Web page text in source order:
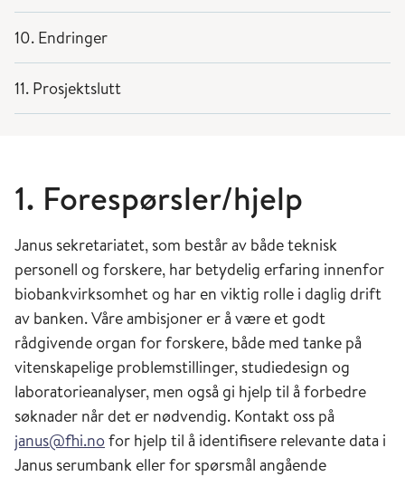
10. Endringer
11. Prosjektslutt
1. Forespørsler/hjelp
Janus sekretariatet, som består av både teknisk
personell og forskere, har betydelig erfaring innenfor
biobankvirksomhet og har en viktig rolle i daglig drift
av banken. Våre ambisjoner er å være et godt
rådgivende organ for forskere, både med tanke på
vitenskapelige problemstillinger, studiedesign og
laboratorieanalyser, men også gi hjelp til å forbedre
søknader når det er nødvendig. Kontakt oss på
janus@fhi.nofor hjelp til å identifisere relevante data i
Janus serumbank eller for spørsmål angående